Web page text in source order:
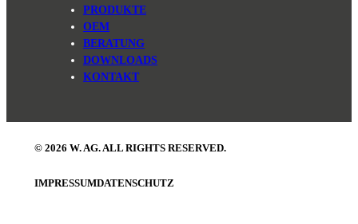
PRODUKTE
OEM
BERATUNG
DOWNLOADS
KONTAKT
© 2026 W. AG. ALL RIGHTS RESERVED.
IMPRESSUMDATENSCHUTZ